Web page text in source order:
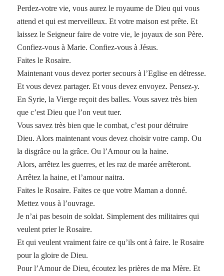
Perdez-votre vie, vous aurez le royaume de Dieu qui vous
attend et qui est merveilleux. Et votre maison est prête. Et
laissez le Seigneur faire de votre vie, le joyaux de son Père.
Confiez-vous à Marie. Confiez-vous à Jésus.
Faites le Rosaire.
Maintenant vous devez porter secours à l’Eglise en détresse.
Et vous devez partager. Et vous devez envoyez. Pensez-y.
En Syrie, la Vierge reçoit des balles. Vous savez très bien
que c’est Dieu que l’on veut tuer.
Vous savez très bien que le combat, c’est pour détruire
Dieu. Alors maintenant vous devez choisir votre camp. Ou
la disgrâce ou la grâce. Ou l’Amour ou la haine.
Alors, arrêtez les guerres, et les raz de marée arrêteront.
Arrêtez la haine, et l’amour naitra.
Faites le Rosaire. Faites ce que votre Maman a donné.
Mettez vous à l’ouvrage.
Je n’ai pas besoin de soldat. Simplement des militaires qui
veulent prier le Rosaire.
Et qui veulent vraiment faire ce qu’ils ont à faire. le Rosaire
pour la gloire de Dieu.
Pour l’Amour de Dieu, écoutez les prières de ma Mère. Et